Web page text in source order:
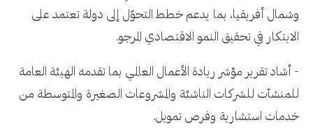
وشمال أفريقيا، بما يدعم خطط التحوّل إلى دولة تعتمد على
الابتكار في تحقيق النمو الاقتصادي المرجو.
- أشاد تقرير مؤشر ريادة الأعمال العالمي بما تقدمه الهيئة العامة
للمنشآت للشركات الناشئة والمشروعات الصغيرة والمتوسطة من
خدمات استشارية وفرص تمويل.